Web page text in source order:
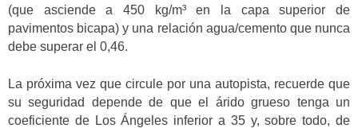
(que asciende a 450 kg/m³ en la capa superior de
pavimentos bicapa) y una relación agua/cemento que nunca
debe superar el 0,46.
La próxima vez que circule por una autopista, recuerde que
su seguridad depende de que el árido grueso tenga un
coeficiente de Los Ángeles inferior a 35 y, sobre todo, de